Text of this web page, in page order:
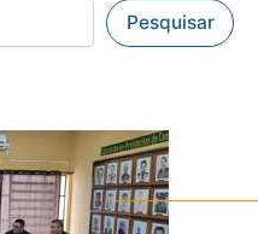
Pesquisar